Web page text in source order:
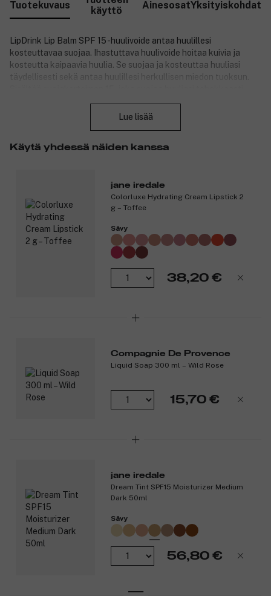
Tuotekuvaus
käyttö
AinesosatYksityiskohdat
LipDrink Lip Balm SPF 15 -huulivoide antaa huulillesi
kosteuttavaa suojaa. Ihastuttava huulivoide hoitaa kuivia ja
kosteutta kaipaavia huulia. Se suojaa ja kosteuttaa huuliasi
täydellisesti sekä antaa huulillesi herkullisen miedon tuoksun.
vegaaninen. Sitä ei ole testattu eläimillä eikä se sisällä vehnää.
3076255
Lue lisää
Käytä yhdessä näiden kanssa
jane iredale
Colorluxe Hydrating Cream Lipstick 2
g – Toffee
Sävy
38,20 €
Compagnie De Provence
Liquid Soap 300 ml – Wild Rose
15,70 €
jane iredale
Dream Tint SPF15 Moisturizer Medium
Dark 50ml
Sävy
56,80 €